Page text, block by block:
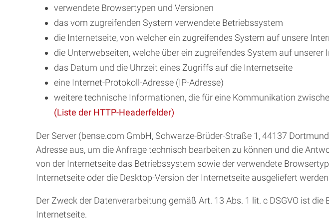
verwendete Browsertypen und Versionen
das vom zugreifenden System verwendete Betriebssystem
die Internetseite, von welcher ein zugreifendes System auf unsere
die Unterwebseiten, welche über ein zugreifendes System auf
das Datum und die Uhrzeit eines Zugriffs auf die Internetseite
eine Internet-Protokoll-Adresse (IP-Adresse)
weitere technische Informationen, die für eine Kommunikation
(Liste der HTTP-Headerfelder)
Der Server (bense.com GmbH, Schwarze-Brüder-Straße 1, 44137
Adresse aus, um die Anfrage technisch bearbeiten zu können und die
von der Internetseite das Betriebssystem sowie der verwendete
Internetseite oder die Desktop-Version der Internetseite ausgeliefert
Der Zweck der Datenverarbeitung gemäß Art. 13 Abs. 1 lit. c DSGVO ist
Internetseite.